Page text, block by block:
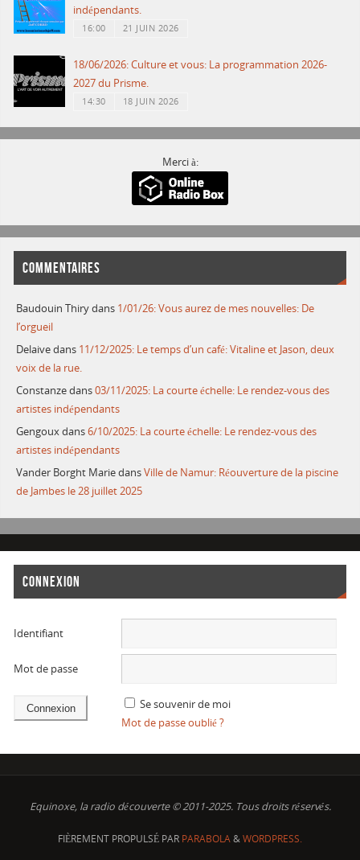
indépendants.
16:00 21 JUIN 2026
18/06/2026: Culture et vous: La programmation 2026-
2027 du Prisme.
14:30 18 JUIN 2026
Merci à:
COMMENTAIRES
Baudouin Thirydans 1/01/26: Vous aurez de mes nouvelles: De
l’orgueil
Delaivedans 11/12/2025: Le temps d’un café: Vitaline et Jason, deux
voix de la rue.
Constanzedans03/11/2025: La courte échelle: Le rendez-vous des
artistes indépendants
Gengouxdans6/10/2025: La courte échelle: Le rendez-vous des
artistes indépendants
Vander Borght MariedansVille de Namur: Réouverture de la piscine
de Jambes le 28 juillet 2025
CONNEXION
Identifiant
Mot de passe
Se souvenir de moi
Mot de passe oublié ?
Equinoxe, la radio découverte © 2011-2025. Tous droits réservés.
FIÈREMENT PROPULSÉ PAR PARABOLA&WORDPRESS.